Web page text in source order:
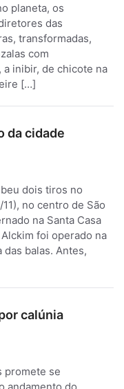
planeta, os
das
transformadas,
com
inibir, de chicote na
[…]
da cidade
dois tiros no
no centro de São
na Santa Casa
foi operado na
balas. Antes,
calúnia
promete se